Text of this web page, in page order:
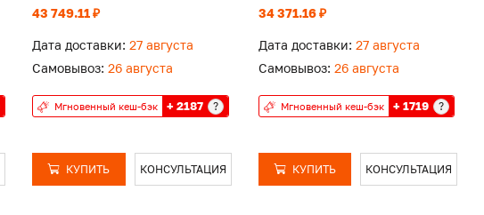
43 749.11 ₽
Дата доставки: 27 августа
Самовывоз: 26 августа
Мгновенный кеш-бэк + 2187 ?
КУПИТЬ КОНСУЛЬТАЦИЯ
34 371.16 ₽
Дата доставки: 27 августа
Самовывоз: 26 августа
Мгновенный кеш-бэк + 1719 ?
КУПИТЬ КОНСУЛЬТАЦИЯ